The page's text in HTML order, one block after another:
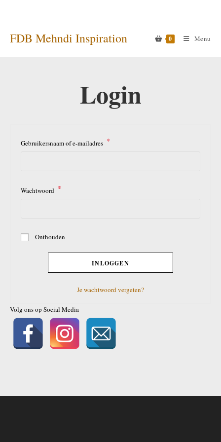
FDB Mehndi Inspiration 0 Menu
Login
Gebruikersnaam of e-mailadres *
Wachtwoord *
Onthouden
INLOGGEN
Je wachtwoord vergeten?
Volg ons op Social Media